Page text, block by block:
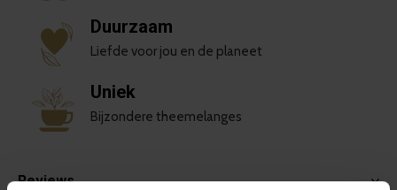
Duurzaam
Liefde voor jou en de planeet
Uniek
Bijzondere theemelanges
Reviews